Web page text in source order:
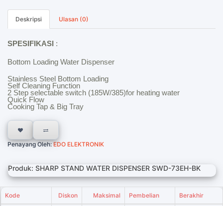
Deskripsi Ulasan (0)
SPESIFIKASI :
Bottom Loading Water Dispenser
Stainless Steel Bottom Loading
Self Cleaning Function
2 Step selectable switch (185W/385)for heating water
Quick Flow
Cooking Tap & Big Tray
Penayang Oleh:EDO ELEKTRONIK
Produk: SHARP STAND WATER DISPENSER SWD-73EH-BK
Kode Diskon Maksimal Pembelian Berakhir